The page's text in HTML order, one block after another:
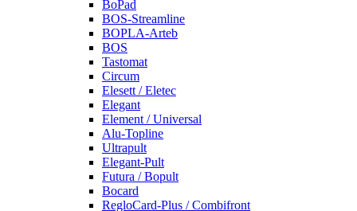
BoPad
BOS-Streamline
BOPLA-Arteb
BOS
Tastomat
Circum
Elesett / Eletec
Elegant
Element / Universal
Alu-Topline
Ultrapult
Elegant-Pult
Futura / Bopult
Bocard
RegloCard-Plus / Combifront